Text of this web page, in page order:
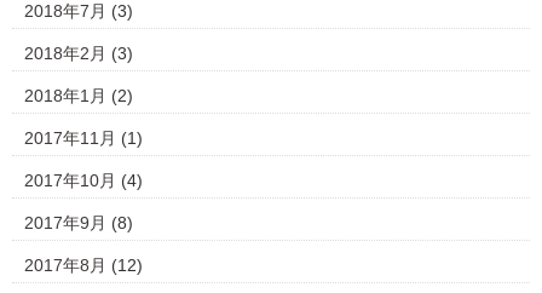
2018年7月 (3)
2018年2月 (3)
2018年1月 (2)
2017年11月 (1)
2017年10月 (4)
2017年9月 (8)
2017年8月 (12)